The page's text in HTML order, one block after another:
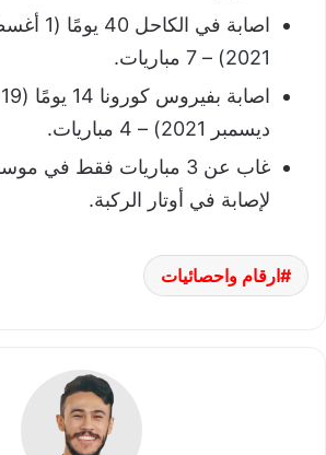
2021) – 7 مباريات.
ديسمبر 2021) – 4 مباريات.
لإصابة في أوتار الركبة.
ارقام واحصائيات